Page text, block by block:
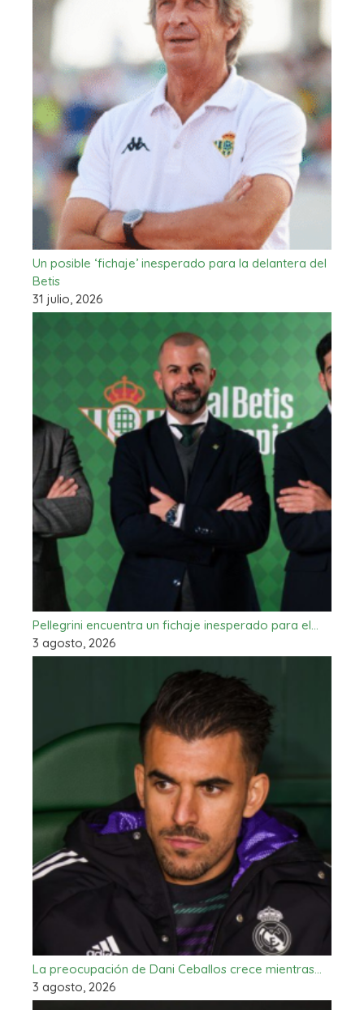
Un posible ‘fichaje’ inesperado para la delantera del
Betis
31 julio, 2026
Pellegrini encuentra un fichaje inesperado para el…
3 agosto, 2026
La preocupación de Dani Ceballos crece mientras…
3 agosto, 2026